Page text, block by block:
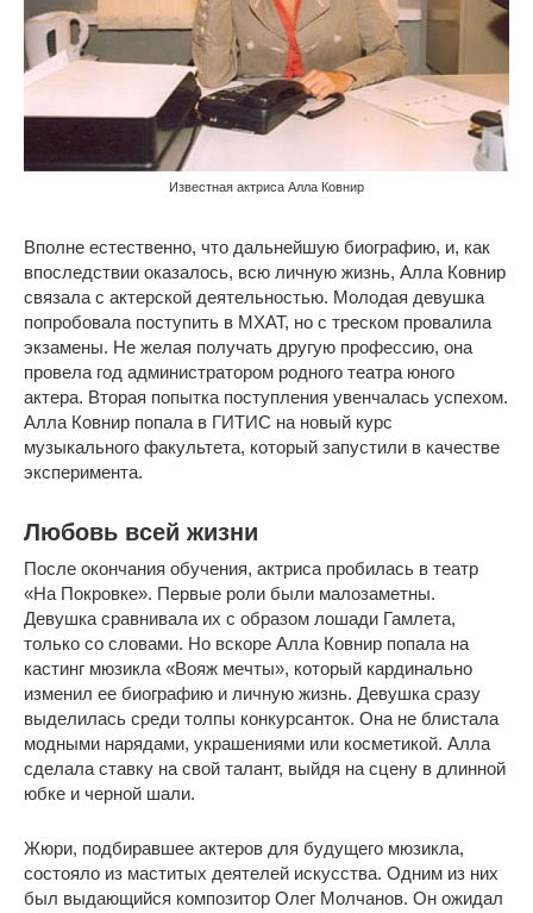
Известная актриса Алла Ковнир
Вполне естественно, что дальнейшую биографию, и, как
впоследствии оказалось, всю личную жизнь, Алла Ковнир
связала с актерской деятельностью. Молодая девушка
попробовала поступить в МХАТ, но с треском провалила
экзамены. Не желая получать другую профессию, она
провела год администратором родного театра юного
актера. Вторая попытка поступления увенчалась успехом.
Алла Ковнир попала в ГИТИС на новый курс
музыкального факультета, который запустили в качестве
эксперимента.
Любовь всей жизни
После окончания обучения, актриса пробилась в театр
«На Покровке». Первые роли были малозаметны.
Девушка сравнивала их с образом лошади Гамлета,
только со словами. Но вскоре Алла Ковнир попала на
кастинг мюзикла «Вояж мечты», который кардинально
изменил ее биографию и личную жизнь. Девушка сразу
выделилась среди толпы конкурсанток. Она не блистала
модными нарядами, украшениями или косметикой. Алла
сделала ставку на свой талант, выйдя на сцену в длинной
юбке и черной шали.
Жюри, подбиравшее актеров для будущего мюзикла,
состояло из маститых деятелей искусства. Одним из них
был выдающийся композитор Олег Молчанов. Он ожидал